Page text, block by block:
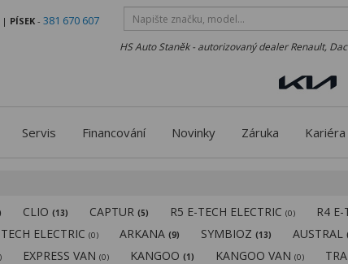
| PÍSEK - 381 670 607
HS Auto Staněk - autorizovaný dealer Renault,
Servis Financování Novinky Záruka Kariéra
CLIO(13) CAPTUR(5) R5 E-TECH ELECTRIC(0) R4
ELECTRIC(0) ARKANA(9) SYMBIOZ(13) AUSTRAL
EXPRESS VAN(0) KANGOO(1) KANGOO VAN(0)